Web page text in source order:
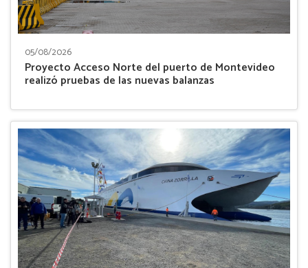
05/08/2026
Proyecto Acceso Norte del puerto de Montevideo
realizó pruebas de las nuevas balanzas